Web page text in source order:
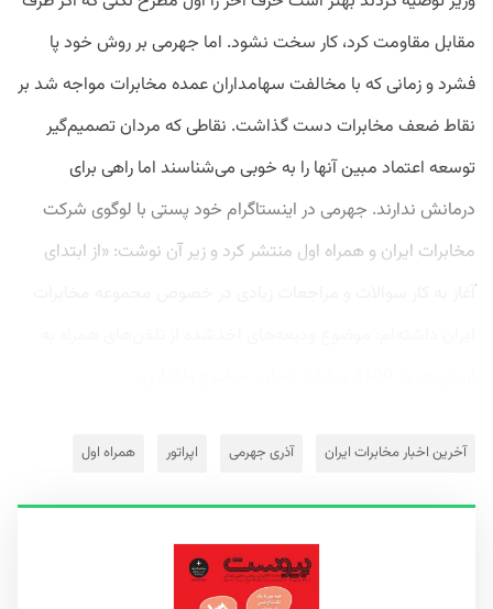
مقابل مقاومت کرد، کار سخت نشود. اما جهرمی بر روش خود پا
فشرد و زمانی که با مخالفت سهامداران عمده مخابرات مواجه شد بر
نقاط ضعف مخابرات دست گذاشت. نقاطی که مردان تصمیم‌گیر
توسعه اعتماد مبین آنها را به خوبی می‌شناسند اما راهی برای
درمانش ندارند. جهرمی در اینستاگرام خود پستی با لوگوی شرکت
مخابرات ایران و همراه اول منتشر کرد و زیر آن نوشت: «از ابتدای
آخرین اخبار مخابرات ایران آذری جهرمی اپراتور همراه اول